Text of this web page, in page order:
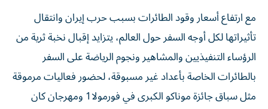
مع ارتفاع أسعار وقود الطائرات بسبب حرب إيران وانتقال
تأثيراتها لكل أوجه السفر حول العالم، يتزايد إقبال نخبة ثرية من
الرؤساء التنفيذيين والمشاهير ونجوم الرياضة على السفر
‌بالطائرات الخاصة بأعداد غير مسبوقة، لحضور فعاليات مرموقة
مثل سباق جائزة موناكو الكبرى ​في فورمولا1 ومهرجان ⁠كان